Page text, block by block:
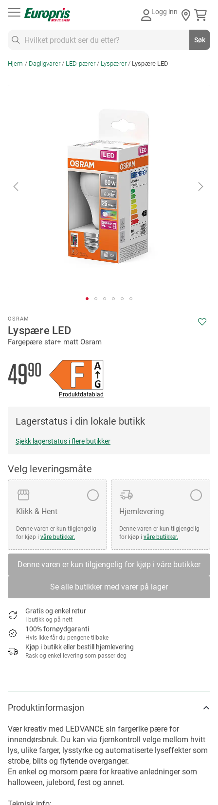
Logg inn
Søk
Hjem Dagligvarer LED-pærer Lyspærer Lyspære LED
OSRAM
Lyspære LED
Fargepære star+ matt Osram
4990
Produktdatablad
Lagerstatus i din lokale butikk
Sjekk lagerstatus i flere butikker
Velg leveringsmåte
Klikk & Hent
Denne varen er kun tilgjengelig
for kjøp i våre butikker.
Hjemlevering
Denne varen er kun tilgjengelig
for kjøp i våre butikker.
Denne varen er kun tilgjengelig for kjøp i våre butikker
Se alle butikker med varer på lager
Gratis og enkel retur
I butikk og på nett
100% fornøydgaranti
Hvis ikke får du pengene tilbake
Kjøp i butikk eller bestill hjemlevering
Rask og enkel levering som passer deg
to
the
beginning
the
images
gallery
Produktinformasjon
Vær kreativ med LEDVANCE sin fargerike pære for
innendørsbruk. Du kan via fjernkontroll velge mellom hvitt
lys, ulike farger, lysstyrke og automatiserte lyseffekter som
strobe, blits og flytende overganger.
En enkel og morsom pære for kreative anledninger som
halloween, julebord, fest og annet.